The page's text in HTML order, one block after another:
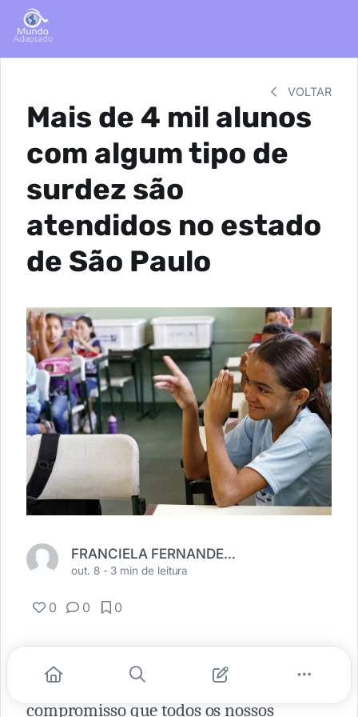
VOLTAR
Mais de 4 mil alunos
com algum tipo de
surdez são
atendidos no estado
de São Paulo
FRANCIELA FERNANDES PEREIRA
out. 8 - 3 min de leitura
0 0 0
Buscar uma educação plural e de
qualidade para TODOS é um
compromisso que todos os nossos